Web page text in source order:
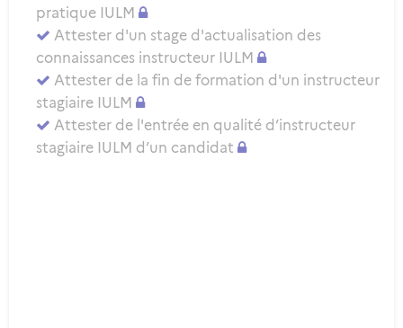
pratique IULM
Attester d'un stage d'actualisation des
connaissances instructeur IULM
Attester de la fin de formation d'un instructeur
stagiaire IULM
Attester de l'entrée en qualité d’instructeur
stagiaire IULM d’un candidat